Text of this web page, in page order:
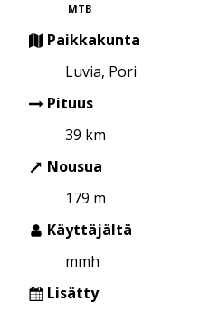
MTB
Paikkakunta
Luvia, Pori
Pituus
39 km
Nousua
179 m
Käyttäjältä
mmh
Lisätty